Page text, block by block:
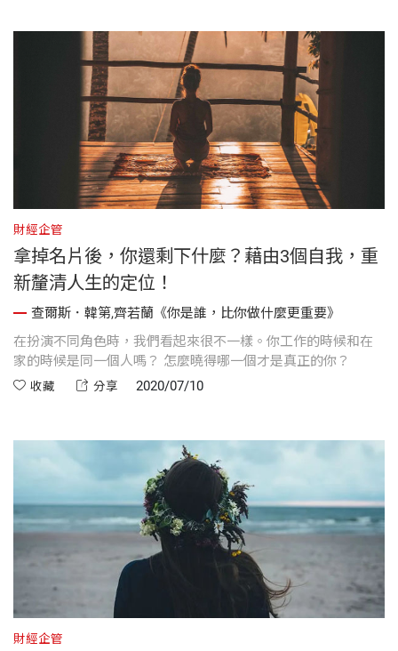
財經企管
拿掉名片後，你還剩下什麼？藉由3個自我，重
新釐清人生的定位！
查爾斯．韓第,齊若蘭《你是誰，比你做什麼更重要》
在扮演不同角色時，我們看起來很不一樣。你工作的時候和在
家的時候是同一個人嗎？ 怎麼曉得哪一個才是真正的你？
收藏 分享 2020/07/10
財經企管